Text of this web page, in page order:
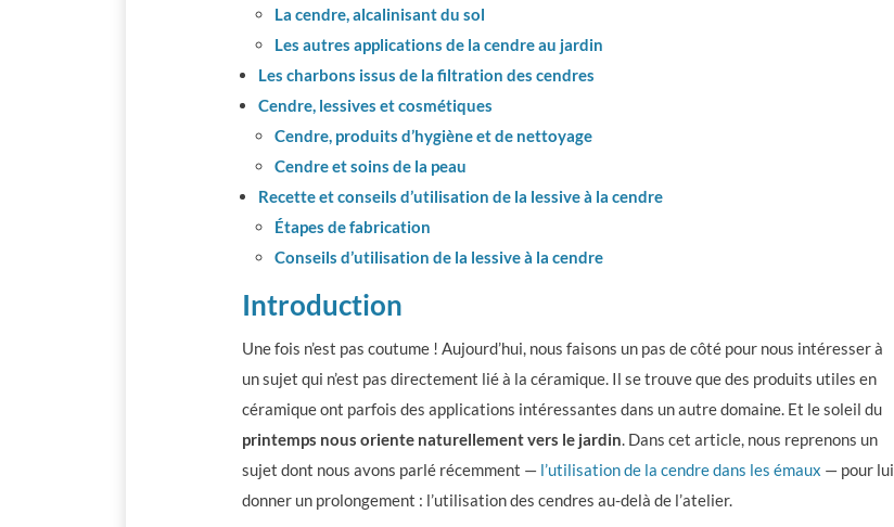
La cendre, alcalinisant du sol
Les autres applications de la cendre au jardin
Les charbons issus de la filtration des cendres
Cendre, lessives et cosmétiques
Cendre, produits d’hygiène et de nettoyage
Cendre et soins de la peau
Recette et conseils d’utilisation de la lessive à la cendre
Étapes de fabrication
Conseils d’utilisation de la lessive à la cendre
Introduction
Une fois n’est pas coutume ! Aujourd’hui, nous faisons un pas de côté pour nous intéresser à
un sujet qui n’est pas directement lié à la céramique. Il se trouve que des produits utiles en
céramique ont parfois des applications intéressantes dans un autre domaine. Et le soleil du
printemps nous oriente naturellement vers le jardin. Dans cet article, nous reprenons un
sujet dont nous avons parlé récemment — l’utilisation de la cendre dans les émaux — pour lui
donner un prolongement : l’utilisation des cendres au-delà de l’atelier.